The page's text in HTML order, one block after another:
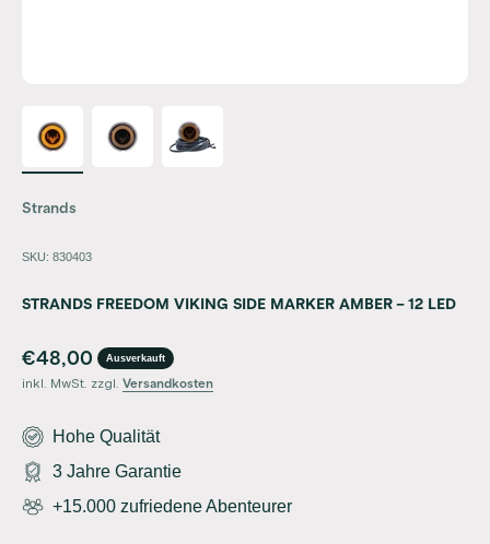
Strands
SKU: 830403
STRANDS FREEDOM VIKING SIDE MARKER AMBER – 12 LED
Angebot
€48,00 Ausverkauft
inkl. MwSt. zzgl. Versandkosten
Hohe Qualität
3 Jahre Garantie
+15.000 zufriedene Abenteurer